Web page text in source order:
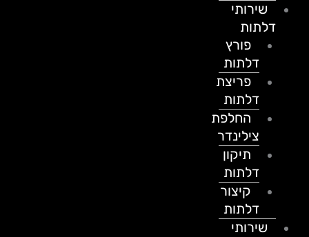
שירותי
דלתות
פורץ
דלתות
פריצת
דלתות
החלפת
צילינדר
תיקון
דלתות
קיצור
דלתות
שירותי